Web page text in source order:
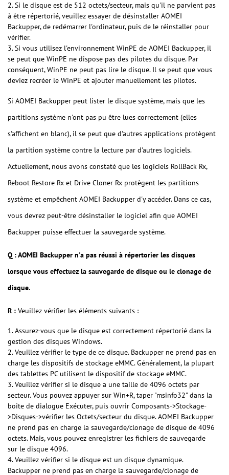
2. Si le disque est de 512 octets/secteur, mais qu'il ne parvient pas
à être répertorié, veuillez essayer de désinstaller AOMEI
Backupper, de redémarrer l'ordinateur, puis de le réinstaller pour
vérifier.
3. Si vous utilisez l'environnement WinPE de AOMEI Backupper, il
se peut que WinPE ne dispose pas des pilotes du disque. Par
conséquent, WinPE ne peut pas lire le disque. Il se peut que vous
deviez recréer le WinPE et ajouter manuellement les pilotes.
Si AOMEI Backupper peut lister le disque système, mais que les
partitions système n'ont pas pu être lues correctement (elles
s'affichent en blanc), il se peut que d'autres applications protègent
la partition système contre la lecture par d'autres logiciels.
Actuellement, nous avons constaté que les logiciels RollBack Rx,
Reboot Restore Rx et Drive Cloner Rx protègent les partitions
système et empêchent AOMEI Backupper d'y accéder. Dans ce cas,
vous devrez peut-être désinstaller le logiciel afin que AOMEI
Backupper puisse effectuer la sauvegarde système.
Q : AOMEI Backupper n'a pas réussi à répertorier les disques
lorsque vous effectuez la sauvegarde de disque ou le clonage de
disque.
R : Veuillez vérifier les éléments suivants :
1. Assurez-vous que le disque est correctement répertorié dans la
gestion des disques Windows.
2. Veuillez vérifier le type de ce disque. Backupper ne prend pas en
charge les dispositifs de stockage eMMC. Généralement, la plupart
des tablettes PC utilisent le dispositif de stockage eMMC.
3. Veuillez vérifier si le disque a une taille de 4096 octets par
secteur. Vous pouvez appuyer sur Win+R, taper "msinfo32" dans la
boîte de dialogue Exécuter, puis ouvrir Composants->Stockage-
>Disques->vérifier les Octets/secteur du disque. AOMEI Backupper
ne prend pas en charge la sauvegarde/clonage de disque de 4096
octets. Mais, vous pouvez enregistrer les fichiers de sauvegarde
sur le disque 4096.
4. Veuillez vérifier si le disque est un disque dynamique.
Backupper ne prend pas en charge la sauvegarde/clonage de